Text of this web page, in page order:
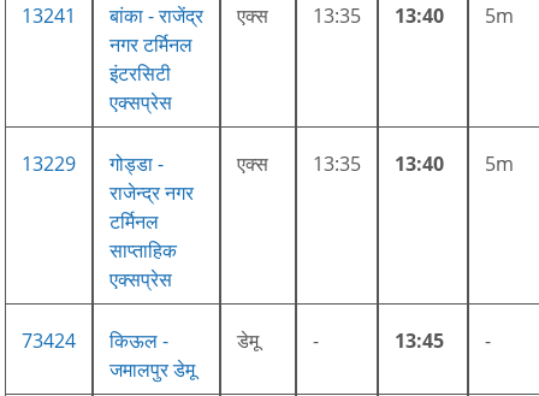
13241
बांका - राजेंद्र
नगर टर्मिनल
इंटरसिटी
एक्सप्रेस
एक्स 13:35 13:40 5m
13229
गोड्डा -
राजेन्द्र नगर
टर्मिनल
साप्ताहिक
एक्सप्रेस
एक्स 13:35 13:40 5m
73424
किऊल -
जमालपुर डेमू
डेमू - 13:45 -